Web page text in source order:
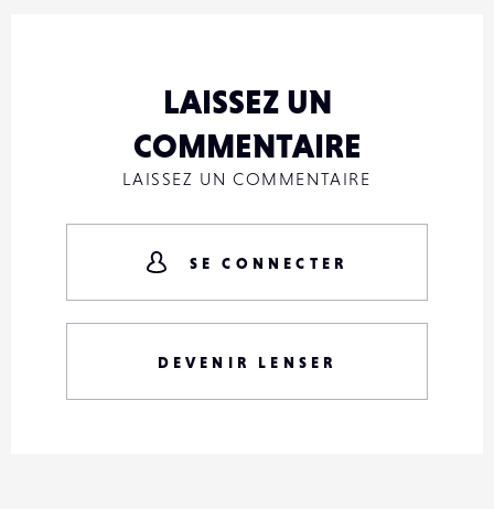
LAISSEZ UN
COMMENTAIRE
LAISSEZ UN COMMENTAIRE
SE CONNECTER
DEVENIR LENSER